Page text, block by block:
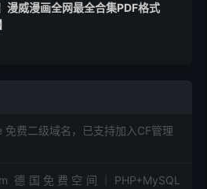
漫威漫画全网最全合集PDF格式
费二级域名，已支持加入CF管理
德国免费空间｜PHP+MySQL